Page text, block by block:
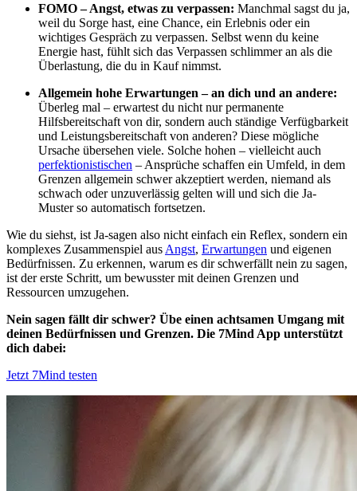
FOMO – Angst, etwas zu verpassen: Manchmal sagst du ja,
weil du Sorge hast, eine Chance, ein Erlebnis oder ein
wichtiges Gespräch zu verpassen. Selbst wenn du keine
Energie hast, fühlt sich das Verpassen schlimmer an als die
Überlastung, die du in Kauf nimmst.
Allgemein hohe Erwartungen – an dich und an andere:
Überleg mal – erwartest du nicht nur permanente
Hilfsbereitschaft von dir, sondern auch ständige Verfügbarkeit
und Leistungsbereitschaft von anderen? Diese mögliche
Ursache übersehen viele. Solche hohen – vielleicht auch
perfektionistischen – Ansprüche schaffen ein Umfeld, in dem
Grenzen allgemein schwer akzeptiert werden, niemand als
schwach oder unzuverlässig gelten will und sich die Ja-
Muster so automatisch fortsetzen.
Wie du siehst, ist Ja-sagen also nicht einfach ein Reflex, sondern ein
komplexes Zusammenspiel aus Angst, Erwartungen und eigenen
Bedürfnissen. Zu erkennen, warum es dir schwerfällt nein zu sagen,
ist der erste Schritt, um bewusster mit deinen Grenzen und
Ressourcen umzugehen.
Nein sagen fällt dir schwer? Übe einen achtsamen Umgang mit
deinen Bedürfnissen und Grenzen. Die 7Mind App unterstützt
dich dabei:
Jetzt 7Mind testen